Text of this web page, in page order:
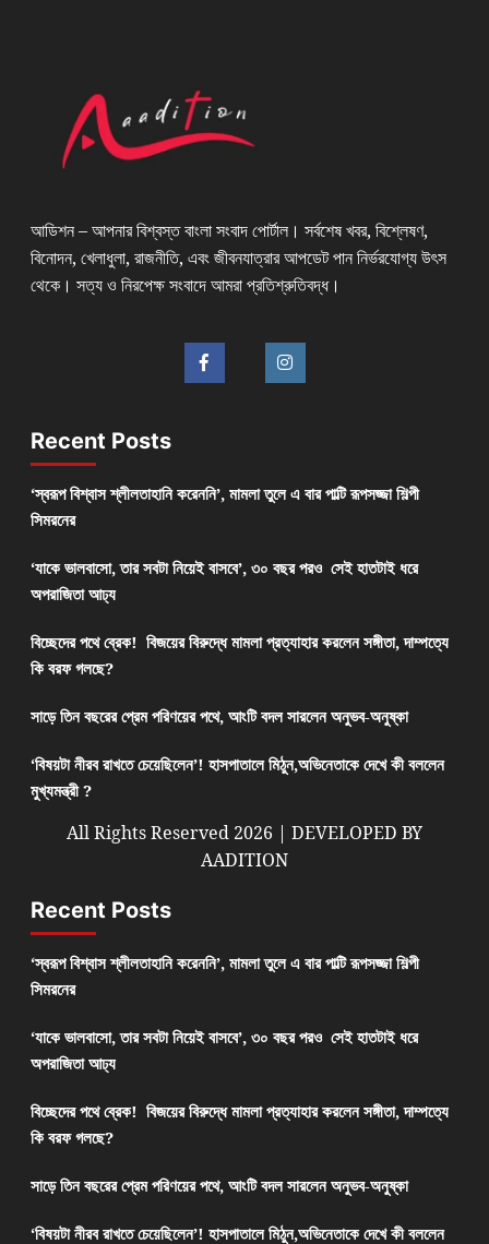
আডিশন – আপনার বিশ্বস্ত বাংলা সংবাদ পোর্টাল। সর্বশেষ খবর, বিশ্লেষণ,
বিনোদন, খেলাধুলা, রাজনীতি, এবং জীবনযাত্রার আপডেট পান নির্ভরযোগ্য উৎস
থেকে। সত্য ও নিরপেক্ষ সংবাদে আমরা প্রতিশ্রুতিবদ্ধ।
Recent Posts
‘স্বরূপ বিশ্বাস শ্লীলতাহানি করেননি’, মামলা তুলে এ বার পাল্টি রূপসজ্জা শিল্পী
সিমরনের
‘যাকে ভালবাসো, তার সবটা নিয়েই বাসবে’, ৩০ বছর পরও সেই হাতটাই ধরে
অপরাজিতা আঢ্য
বিচ্ছেদের পথে ব্রেক! বিজয়ের বিরুদ্ধে মামলা প্রত্যাহার করলেন সঙ্গীতা, দাম্পত্যে
কি বরফ গলছে?
সাড়ে তিন বছরের প্রেম পরিণয়ের পথে, আংটি বদল সারলেন অনুভব-অনুষ্কা
‘বিষয়টা নীরব রাখতে চেয়েছিলেন’! হাসপাতালে মিঠুন,অভিনেতাকে দেখে কী বললেন
মুখ্যমন্ত্রী ?
All Rights Reserved 2026 | DEVELOPED BY
AADITION
Recent Posts
‘স্বরূপ বিশ্বাস শ্লীলতাহানি করেননি’, মামলা তুলে এ বার পাল্টি রূপসজ্জা শিল্পী
সিমরনের
‘যাকে ভালবাসো, তার সবটা নিয়েই বাসবে’, ৩০ বছর পরও সেই হাতটাই ধরে
অপরাজিতা আঢ্য
বিচ্ছেদের পথে ব্রেক! বিজয়ের বিরুদ্ধে মামলা প্রত্যাহার করলেন সঙ্গীতা, দাম্পত্যে
কি বরফ গলছে?
সাড়ে তিন বছরের প্রেম পরিণয়ের পথে, আংটি বদল সারলেন অনুভব-অনুষ্কা
‘বিষয়টা নীরব রাখতে চেয়েছিলেন’! হাসপাতালে মিঠুন,অভিনেতাকে দেখে কী বললেন